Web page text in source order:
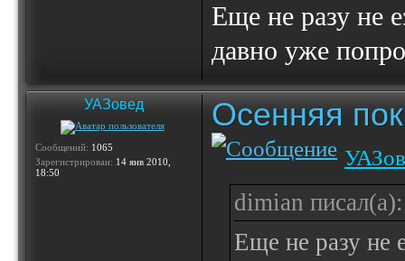
Еще не разу не
давно уже
УАЗовед
Сообщений: 1065
Зарегистрирован: 14 янв 2010,
18:50
Осенняя
dimian писал(а):
Еще не разу не